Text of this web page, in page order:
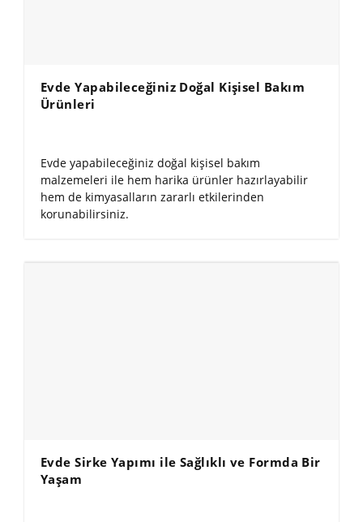
Evde Yapabileceğiniz Doğal Kişisel Bakım
Ürünleri
Evde yapabileceğiniz doğal kişisel bakım
malzemeleri ile hem harika ürünler hazırlayabilir
hem de kimyasalların zararlı etkilerinden
korunabilirsiniz.
Evde Sirke Yapımı ile Sağlıklı ve Formda Bir
Yaşam